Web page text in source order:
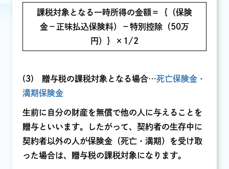
課税対象となる一時所得の金額＝｛（保険
金－正味払込保険料）－特別控除（50万
円）｝×1/2
(3) 贈与税の課税対象となる場合…死亡保険金・
満期保険金
生前に自分の財産を無償で他の人に与えることを
贈与といいます。したがって、契約者の生存中に
契約者以外の人が保険金（死亡・満期）を受け取
った場合は、贈与税の課税対象になります。